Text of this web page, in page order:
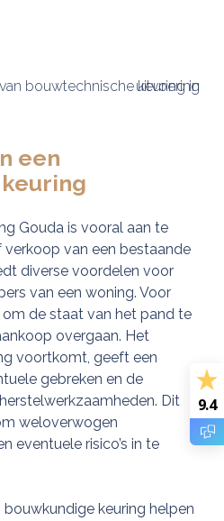
een
Gouda is vooral aan te
van een bestaande
diverse voordelen voor
van een woning. Voor
de staat van het pand te
overgaan. Het
voortkomt, geeft een
gebreken en de
Dit
weloverwogen
eventuele risico’s in te
keuring helpen
9.4